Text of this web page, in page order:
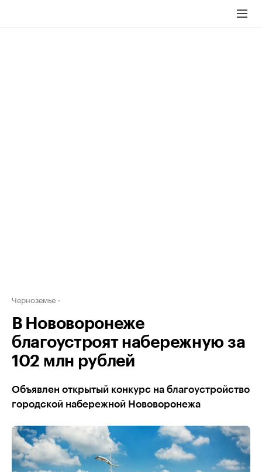
Черноземье
В Нововоронеже
благоустроят набережную за
102 млн рублей
Объявлен открытый конкурс на благоустройство
городской набережной Нововоронежа